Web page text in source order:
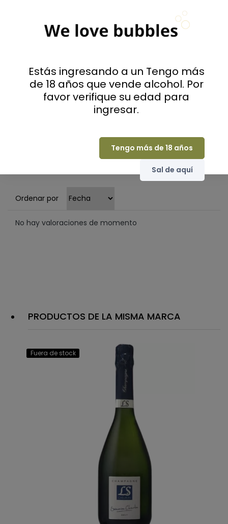
PRODUCTOS DE LA MISMA MARCA
Fuera de stock
los comentarios.
(0)
(0)
Sólo los usuarios que han comprado
Ordenar por
No hay valoraciones de momento
Estás ingresando a un Tengo más
de 18 años que vende alcohol. Por
favor verifique su edad para
ingresar.
Tengo más de 18 años
Sal de aquí